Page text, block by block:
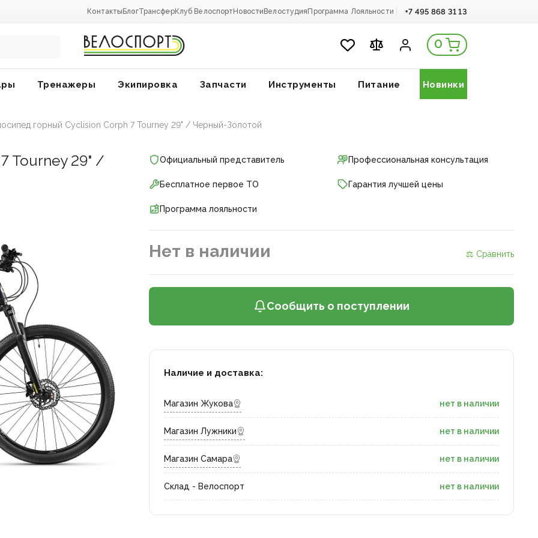
Контакты БлогТрансферКлуб Велоспорт Новости Велостудия Программа Лояльности +7 495 868 31 13
0
Тренажеры Экипировка Запчасти Инструменты Питание Новинки
горный Cyclision Corph 7 Tourney 29" / Черный-Золотой
Tourney 29" /
Официальный представитель Профессиональная консультация
Бесплатное первое ТО Гарантия лучшей цены
Программа лояльности
Нет в наличии ⚖ Сравнить
Сообщить о поступлении
Наличие и доставка:
Магазин Жукова нет в наличии
Магазин Лужники нет в наличии
Магазин Самара нет в наличии
Склад - Велоспорт нет в наличии